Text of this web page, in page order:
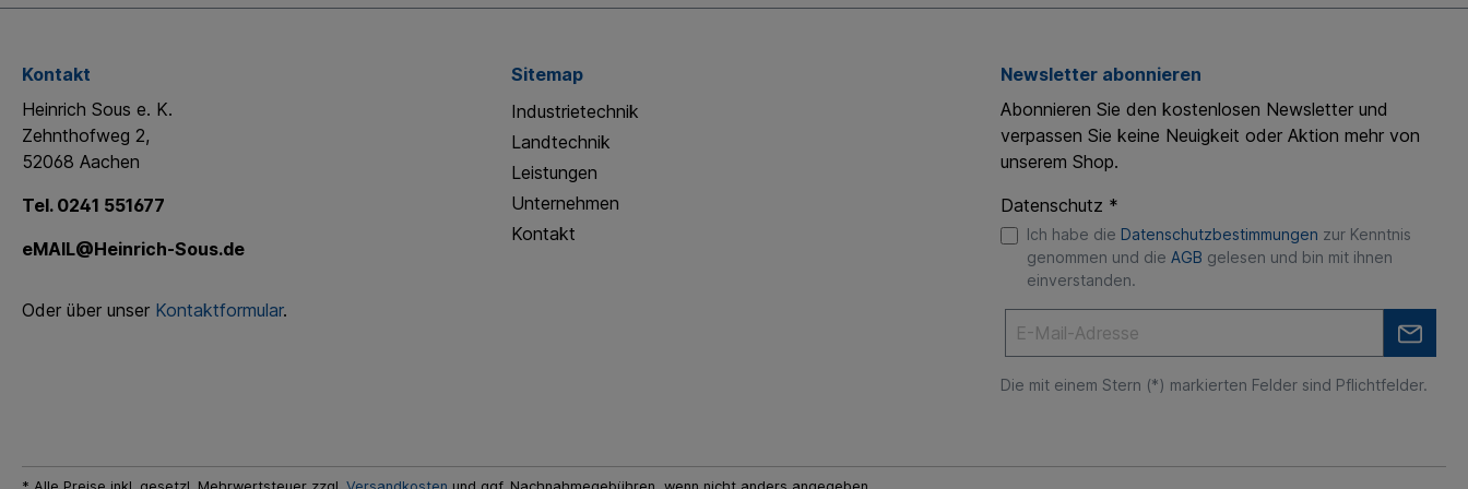
beraten Sie gerne zu Ihrem passenden Reitplanplaner
Kugelkopfanhängung zur Verfügung. Sowohl die
auch an folgende Geräte angehängt werden: John
Deere Gator, Allrad – Pkw, ATV, Quad, größere
Aufsitzmäher (techn. Voraussetzungen!) oder Egholm
das an der Deichsel angebracht ist, kann der Platz–
Max® Roll auch problemlos, wie ein Anhänger, von
Hand rangiert werden. Platz Max® Roll GW, 1,35 m, 210
kg
Ihrem passenden Reitplanplaner egal ob Springen,
Kontakt
Heinrich Sous e. K.
Zehnthofweg 2,
52068 Aachen
Tel. 0241 551677
eMAIL@Heinrich-Sous.de
Oder über unser Kontaktformular.
Sitemap
Industrietechnik
Landtechnik
Leistungen
Unternehmen
Kontakt
Newsletter abonnieren
Abonnieren Sie den kostenlosen Newsletter und
verpassen Sie keine Neuigkeit oder Aktion mehr von
unserem Shop.
Datenschutz *
Ich habe die Datenschutzbestimmungen zur Kenntnis
genommen und die AGB gelesen und bin mit ihnen
einverstanden.
Die mit einem Stern (*) markierten Felder sind Pflichtfelder.